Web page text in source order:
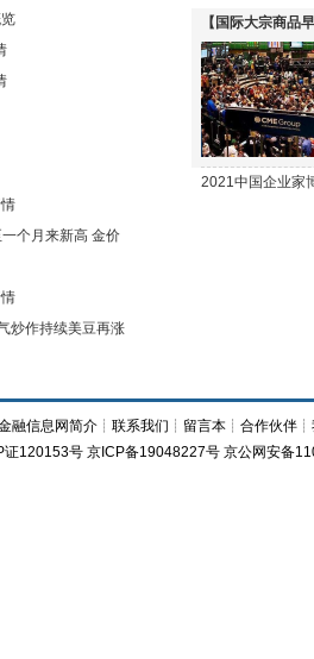
一个月来新高 金价
炒作持续美豆再涨
【国际大宗商品
下跌
2021中国企业家
融信息网简介 ┊联系我们 ┊ 留言本 ┊合作伙伴 ┊
证120153号 京ICP备19048227号 京公网安备